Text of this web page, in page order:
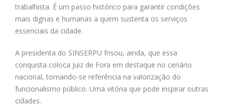
trabalhista. É um passo histórico para garantir condições
mais dignas e humanas a quem sustenta os serviços
essenciais da cidade.
A presidenta do SINSERPU frisou, ainda, que essa
conquista coloca Juiz de Fora em destaque no cenário
nacional, tornando-se referência na valorização do
funcionalismo público. Uma vitória que pode inspirar outras
cidades.